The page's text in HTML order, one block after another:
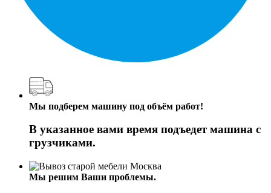
Мы подберем машину под объём работ!
В указанное вами время подъедет машина с
грузчиками.
Мы решим Ваши проблемы.